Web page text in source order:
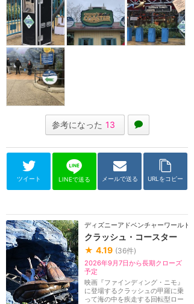
参考になった 13
ツイート LINEで送る メールで送る URLをコピー
ディズニーアドベンチャーワールド
クラッシュ・コースター
★ 4.19 (36件)
2026年9月7日から長期クローズ
予定
映画『ファインディング・ニモ』
に登場するクラッシュの甲羅に乗
って海の中を疾走する回転型ロー